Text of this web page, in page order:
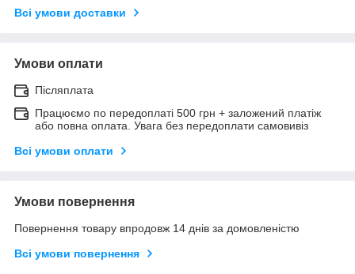
Всі умови доставки
Умови оплати
Післяплата
Працюємо по передоплаті 500 грн + заложений платіж
або повна оплата. Увага без передоплати самовивіз
Всі умови оплати
Умови повернення
Повернення товару впродовж 14 днів за домовленістю
Всі умови повернення